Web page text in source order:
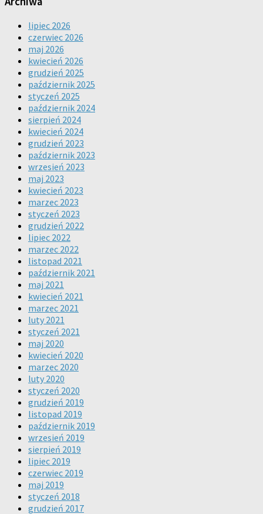
lipiec 2026
czerwiec 2026
maj 2026
kwiecień 2026
grudzień 2025
październik 2025
styczeń 2025
październik 2024
sierpień 2024
kwiecień 2024
grudzień 2023
październik 2023
wrzesień 2023
maj 2023
kwiecień 2023
marzec 2023
styczeń 2023
grudzień 2022
lipiec 2022
marzec 2022
listopad 2021
październik 2021
maj 2021
kwiecień 2021
marzec 2021
luty 2021
styczeń 2021
maj 2020
kwiecień 2020
marzec 2020
luty 2020
styczeń 2020
grudzień 2019
listopad 2019
październik 2019
wrzesień 2019
sierpień 2019
lipiec 2019
czerwiec 2019
maj 2019
styczeń 2018
grudzień 2017